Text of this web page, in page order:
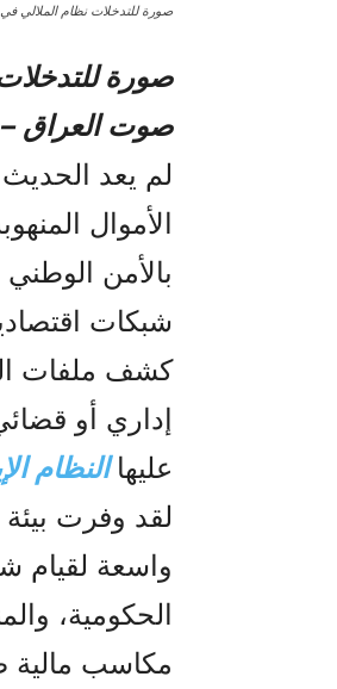
صورة للتدخلات نظام الملالي
صورة
صوت العراق
لم يعد
الأموال
بالأمن
شبكات
كشف ملفات
إداري أو
عليهاالنظام
لقد وفرت
واسعة لقيام
الحكومية،
مكاسب مالية